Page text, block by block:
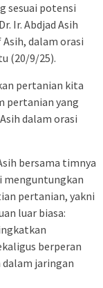
sesuai potensi
Ir. Abdjad Asih
dalam orasi
(20/9/25).
pertanian kita
pertanian yang
dalam orasi
bersama timnya
menguntungkan
pertanian, yakni
luar biasa:
berperan
jaringan